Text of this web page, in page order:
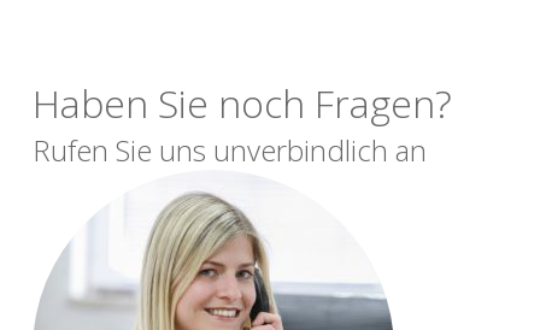
Haben Sie noch Fragen?
Rufen Sie uns unverbindlich an